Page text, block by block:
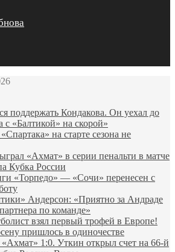
поддержать Кондакова. Он уехал до
с «Балтикой» на скорой»
на старте сезона не
«Ахмат» в серии пенальти в матче
Кубка России
«Торпедо» — «Сочи» перенесен с
Андерсон: «Приятно за Андраде
по команде»
взял первый трофей в Европе!
пришлось в одиночестве
1:0. Уткин открыл счет на 66‑й